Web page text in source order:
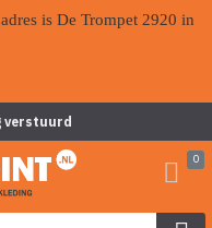
is De Trompet 2920 in
verstuurd
0